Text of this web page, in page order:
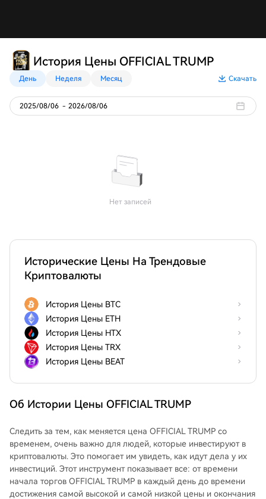
История Цены OFFICIAL TRUMP
День Неделя Месяц Скачать
2025/08/06 - 2026/08/06
Нет записей
Исторические Цены На Трендовые
Криптовалюты
История Цены BTC
История Цены ETH
История Цены HTX
История Цены TRX
История Цены BEAT
Об Истории Цены OFFICIAL TRUMP
Следить за тем, как меняется цена OFFICIAL TRUMP со
временем, очень важно для людей, которые инвестируют в
криптовалюты. Это помогает им увидеть, как идут дела у их
инвестиций. Этот инструмент показывает все: от времени
начала торгов OFFICIAL TRUMP в каждый день до времени
достижения самой высокой и самой низкой цены и окончания